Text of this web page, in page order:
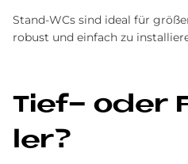
Stand-WCs sind ideal für
robust und einfach zu
Tief- oder
ler?